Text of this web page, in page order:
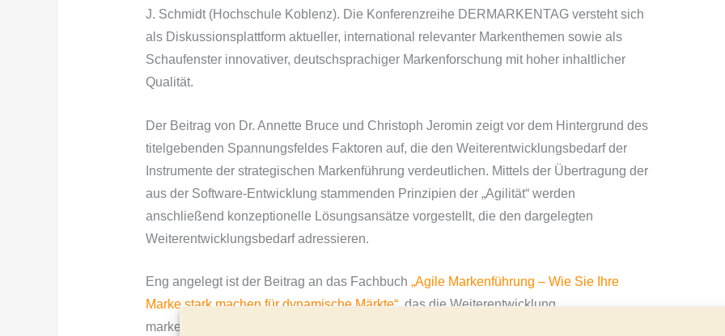
J. Schmidt (Hochschule Koblenz). Die Konferenzreihe DERMARKENTAG versteht sich
als Diskussionsplattform aktueller, international relevanter Markenthemen sowie als
Schaufenster innovativer, deutschsprachiger Markenforschung mit hoher inhaltlicher
Qualität.
Der Beitrag von Dr. Annette Bruce und Christoph Jeromin zeigt vor dem Hintergrund des
titelgebenden Spannungsfeldes Faktoren auf, die den Weiterentwicklungsbedarf der
Instrumente der strategischen Markenführung verdeutlichen. Mittels der Übertragung der
aus der Software-Entwicklung stammenden Prinzipien der „Agilität“ werden
anschließend konzeptionelle Lösungsansätze vorgestellt, die den dargelegten
Weiterentwicklungsbedarf adressieren.
Eng angelegt ist der Beitrag an das Fachbuch „Agile Markenführung – Wie Sie Ihre
Marke stark machen für dynamische Märkte“, das die Weiterentwicklung
markenstrategischer Instrumente – vor allem der